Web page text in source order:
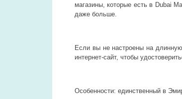
магазины, которые есть в Dubai
даже больше.
Если вы не настроены на
интернет-сайт, чтобы
Особенности: единственный в